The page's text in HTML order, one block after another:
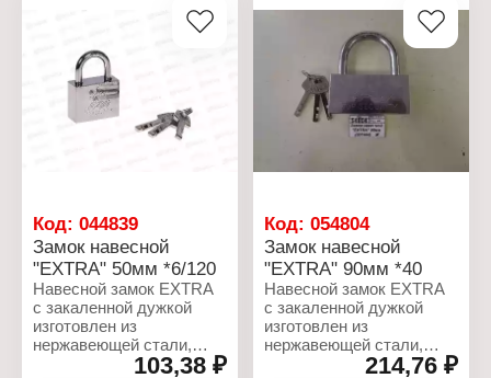
различных бытовых и
производственных
помещениях.
Предназначен для
запирания гаражей,
складов, магазинов и
других помещений.
Тип товара: Замок
Вид: навесной
Материал:
хромированная сталь
Размер: 30 мм
вставка
Размер: 51х21х3 мм
Размер текстового поля:
29х14 мм
Диаметр кольца: 20 мм
Код: 044839
Замок навесной
"EXTRA" 50мм *6/120
Навесной замок EXTRA
с закаленной дужкой
изготовлен из
нержавеющей стали,
имеет литой корпус103,38 ₽
Код:054804
Замок навесной
"EXTRA" 90мм *40
Навесной замок EXTRA
с закаленной дужкой
изготовлен из
нержавеющей стали,
имеет литой корпус214,76 ₽